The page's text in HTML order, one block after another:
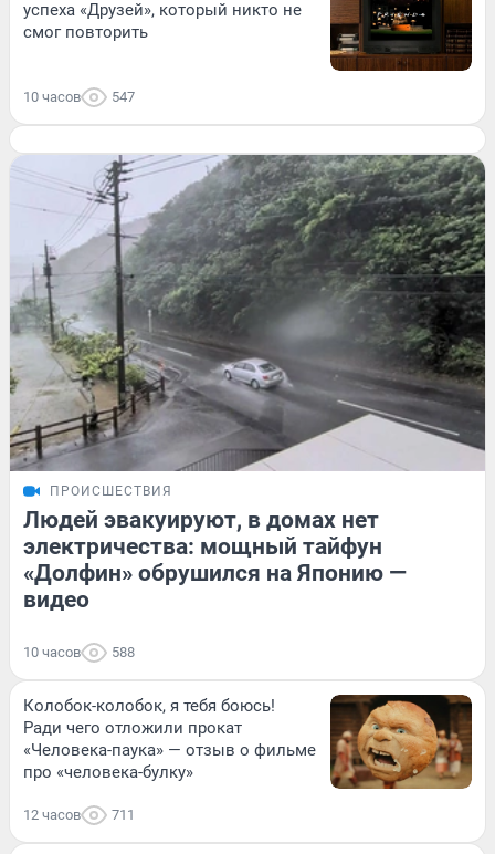
успеха «Друзей», который никто не
смог повторить
10 часов 547
ПРОИСШЕСТВИЯ
Людей эвакуируют, в домах нет
электричества: мощный тайфун
«Долфин» обрушился на Японию —
видео
10 часов 588
Колобок-колобок, я тебя боюсь!
Ради чего отложили прокат
«Человека-паука» — отзыв о фильме
про «человека-булку»
12 часов 711